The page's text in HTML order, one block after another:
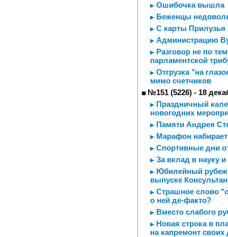
Ошибочка вышла
Беженцы
С карты Прилузья
Администрацию
Разговор не по
парламентской
Отгрузка "на
мимо счетчиков
№151 (5226) - 18
Праздничный
новогодних
Памяти Андрея
Марафон
Спортивные дни
За вклад в науку
Юбилейный рубеж
выпуске
Страшное слово
о ней де-факто?
Вместо слабого
Новая строка в
на капремонт